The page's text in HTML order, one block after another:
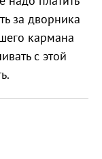
за дворника
кармана
с этой